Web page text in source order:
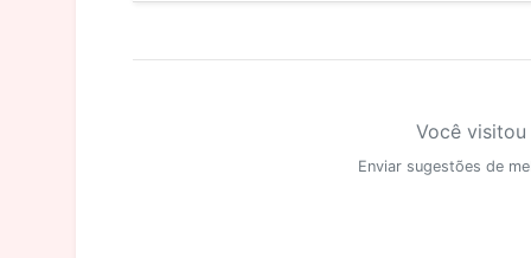
Você
Enviar sugestões de